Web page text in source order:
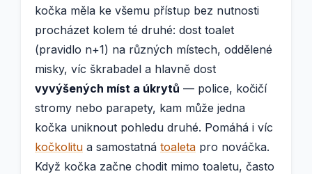
kočka měla ke všemu přístup bez nutnosti
procházet kolem té druhé: dost toalet
(pravidlo n+1) na různých místech, oddělené
misky, víc škrabadel a hlavně dost
vyvýšených míst a úkrytů — police, kočičí
stromy nebo parapety, kam může jedna
kočka uniknout pohledu druhé. Pomáhá i víc
kočkolitu a samostatná toaleta pro nováčka.
Když kočka začne chodit mimo toaletu, často